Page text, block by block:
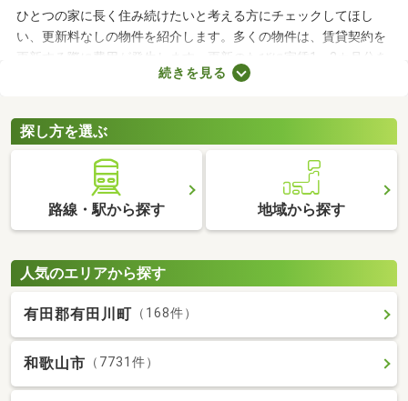
ひとつの家に長く住み続けたいと考える方にチェックしてほし
い、更新料なしの物件を紹介します。多くの物件は、賃貸契約を
更新する際に費用が発生します。更新のたびに家賃1～2カ月分を
支払わなければならないので、支出が増える点がデメリットだと
お気に入りのお部屋に長く住めますよ。
続きを見る
探し方を選ぶ
路線・駅から探す 地域から探す
人気のエリアから探す
有田郡有田川町 （168件）
和歌山市 （7731件）